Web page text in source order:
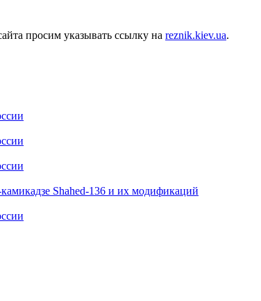
просим указывать ссылку на reznik.kiev.ua.
Shahed-136 и их модификаций